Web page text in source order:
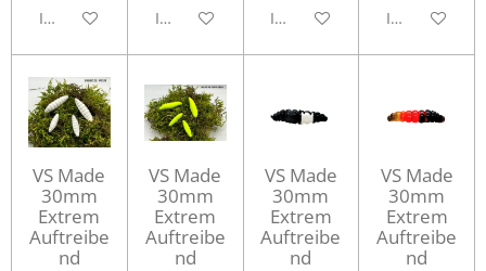
In den WarenkorbIn den WarenkorbIn den WarenkorbIn den
VS Made
30mm
Extrem
Auftreibe
nd
VS Made
30mm
Extrem
Auftreibe
nd
VS Made
30mm
Extrem
Auftreibe
nd
VS Made
30mm
Extrem
Auftreibe
nd